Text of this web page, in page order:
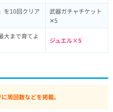
を10回クリア
武器ガチャチケット
✕5
大まで育てよ
ジュエル×5
周回数などを掲載。